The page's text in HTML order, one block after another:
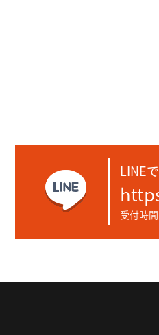
LINE
受付時